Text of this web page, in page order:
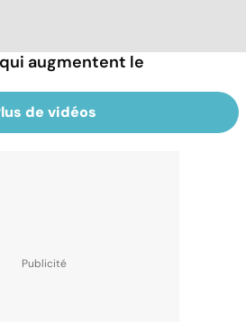
augmentent le
de vidéos